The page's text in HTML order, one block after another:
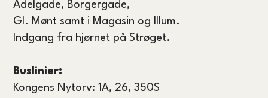
Adelgade, Borgergade,
GI. Mønt samt i Magasin og Illum.
Indgang fra hjørnet på Strøget.
Buslinier:
Kongens Nytorv: 1A, 26, 350S